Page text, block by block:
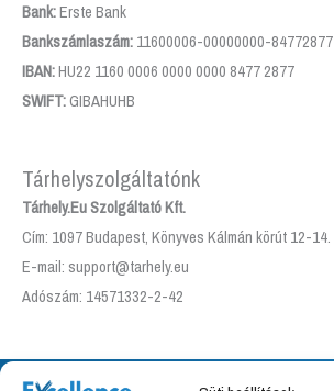
Bank:Erste Bank
Bankszámlaszám: 11600006-00000000-84772877
IBAN:HU22 1160 0006 0000 0000 8477 2877
SWIFT:GIBAHUHB
Tárhelyszolgáltatónk
Tárhely.Eu Szolgáltató Kft.
Cím: 1097 Budapest, Könyves Kálmán körút 12-14.
E-mail: support@tarhely.eu
Adószám: 14571332-2-42